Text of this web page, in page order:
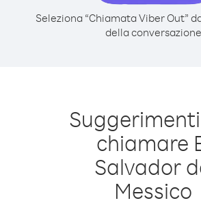
Seleziona “Chiamata Viber Out”
della conversazione
chiamare
Salvador
Messico